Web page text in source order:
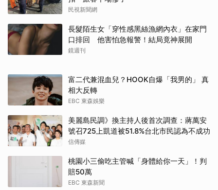
民視新聞網
長髮陌生女「穿性感黑絲漁網內衣」在家門
口排回 他害怕急報警！結局竟神展開
鏡週刊
富二代兼混血兒？HOOK自爆「我男的」 真
相大反轉
EBC 東森娛樂
美麗島民調》換主持人後首次調查：蔣萬安
號召725上凱道被51.8%台北市民認為不成功
信傳媒
桃園小三偷吃主管喊「身體給你一天」！判
賠50萬
EBC 東森新聞
取消